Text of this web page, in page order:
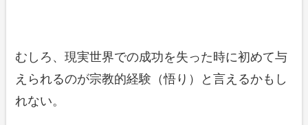
むしろ、現実世界での成功を失った時に初めて与
えられるのが宗教的経験（悟り）と言えるかもし
れない。